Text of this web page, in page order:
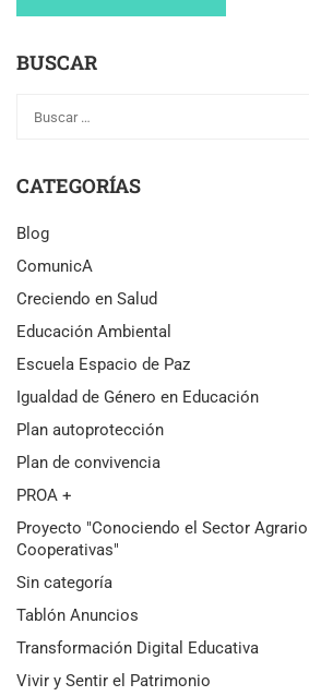
BUSCAR
CATEGORÍAS
Blog
ComunicA
Creciendo en Salud
Educación Ambiental
Escuela Espacio de Paz
Igualdad de Género en Educación
Plan autoprotección
Plan de convivencia
PROA +
Proyecto "Conociendo el Sector
Cooperativas"
Sin categoría
Tablón Anuncios
Transformación Digital Educativa
Vivir y Sentir el Patrimonio